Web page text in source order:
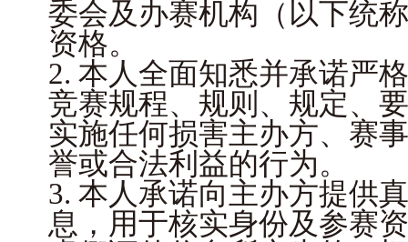
委会及办赛机构（以下统
资格。
2. 本人全面知悉并承诺严
竞赛规程、规则、规定、
实施任何损害主办方、赛
誉或合法利益的行为。
3. 本人承诺向主办方提供
息，用于核实身份及参赛